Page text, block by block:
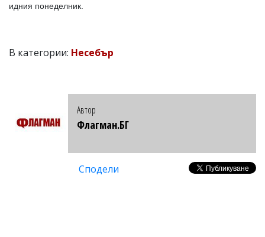
идния понеделник.
В категории: Несебър
Автор
Флагман.БГ
Сподели